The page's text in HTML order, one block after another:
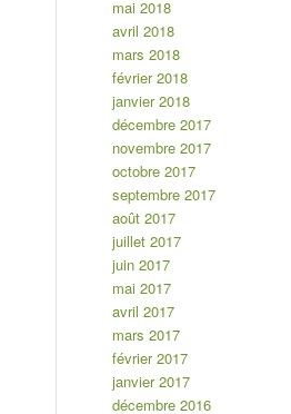
mai 2018
avril 2018
mars 2018
février 2018
janvier 2018
décembre 2017
novembre 2017
octobre 2017
septembre 2017
août 2017
juillet 2017
juin 2017
mai 2017
avril 2017
mars 2017
février 2017
janvier 2017
décembre 2016